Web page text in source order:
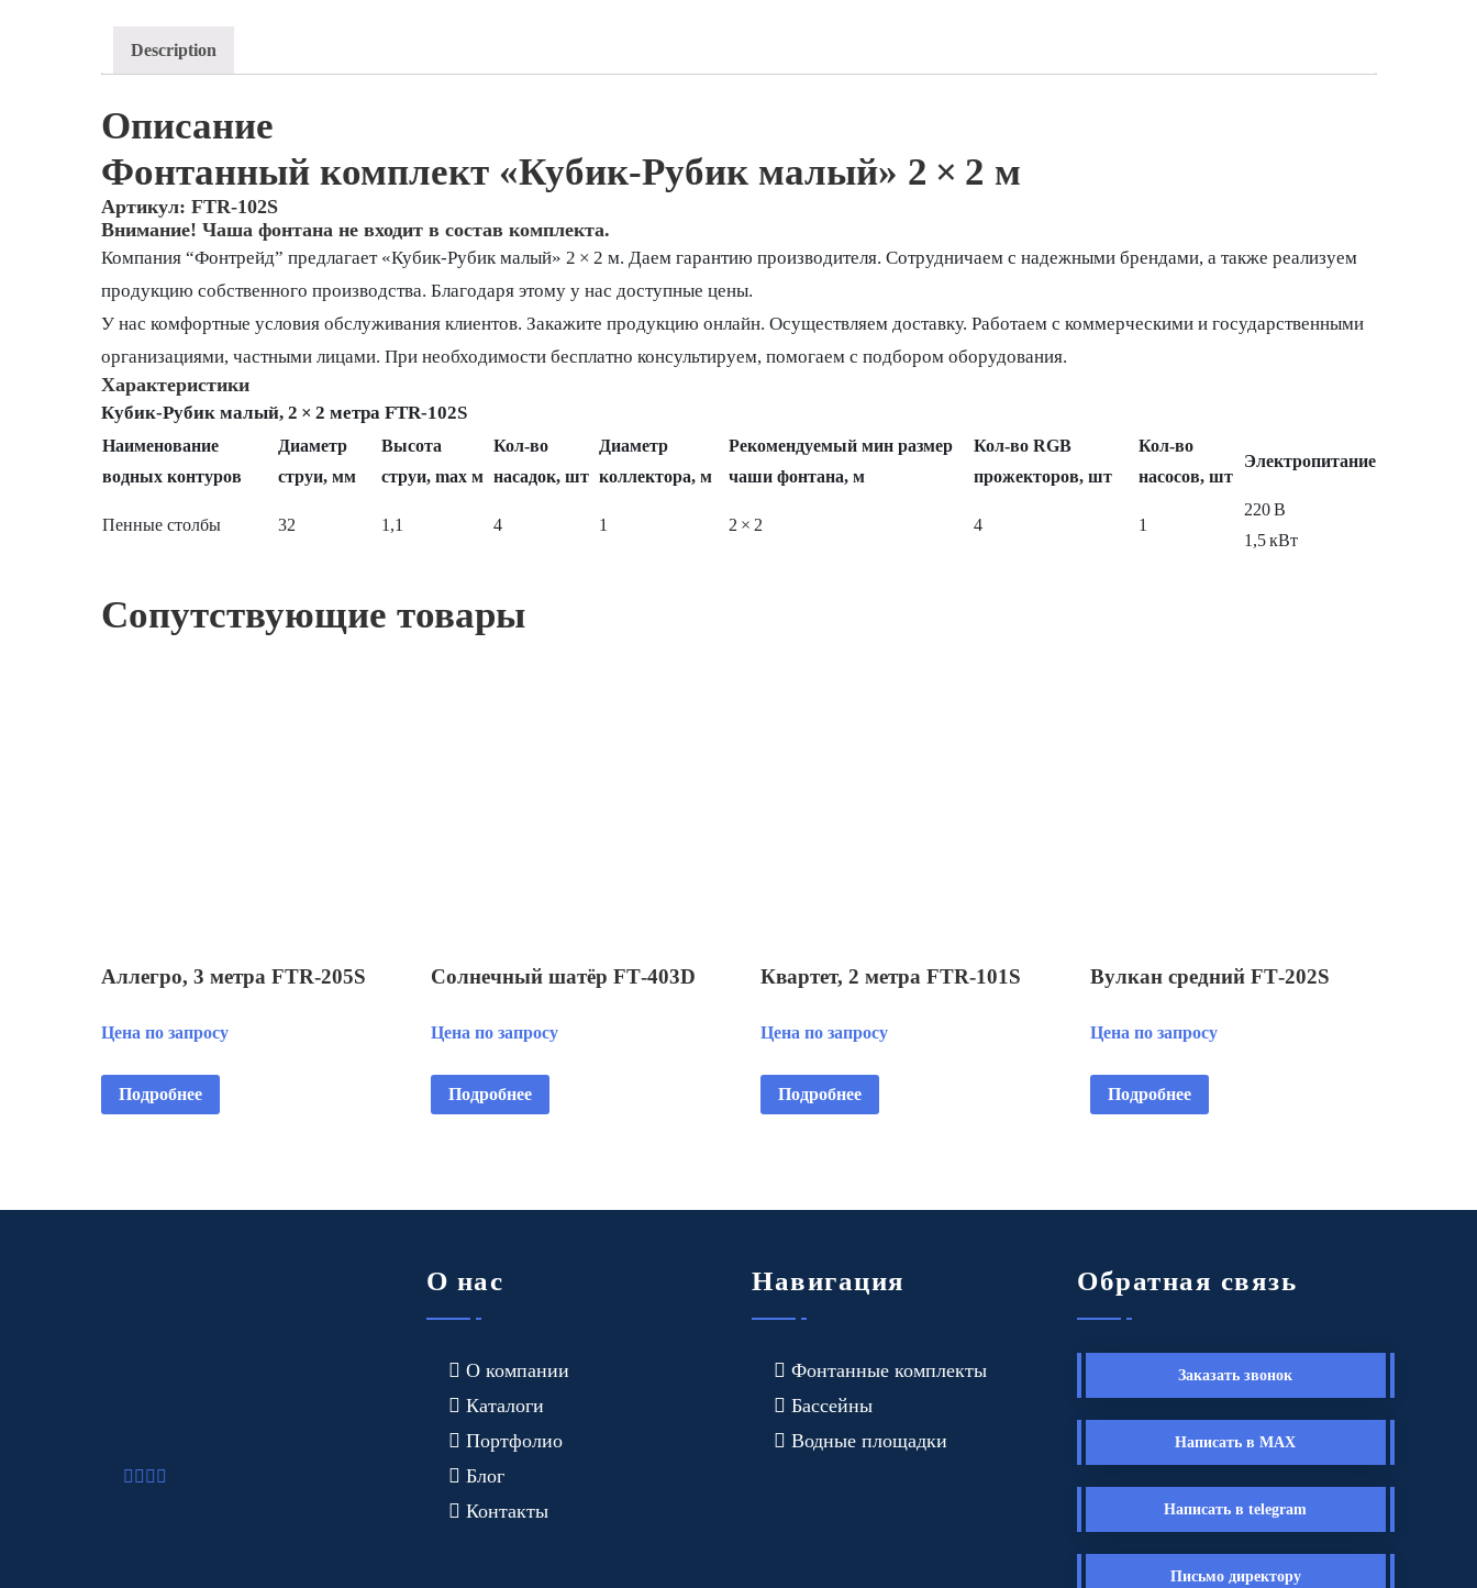
Description
Описание
Фонтанный комплект «Кубик‑Рубик малый» 2 × 2 м
Артикул: FTR-102S
Внимание! Чаша фонтана не входит в состав комплекта.
Компания “Фонтрейд” предлагает «Кубик‑Рубик малый» 2 × 2 м. Даем гарантию производителя. Сотрудничаем с надежными брендами, а также реализуем
продукцию собственного производства. Благодаря этому у нас доступные цены.
У нас комфортные условия обслуживания клиентов. Закажите продукцию онлайн. Осуществляем доставку. Работаем с коммерческими и государственными
организациями, частными лицами. При необходимости бесплатно консультируем, помогаем с подбором оборудования.
Характеристики
Кубик‑Рубик малый, 2 × 2 метра FTR‑102S
Наименование
водных контуров
Диаметр
струи, мм
Высота
струи, max м
Кол‑во
насадок, шт
Диаметр
коллектора, м
Рекомендуемый мин размер
чаши фонтана, м
Кол‑во RGB
прожекторов, шт
Кол‑во
насосов, шт
Электропитание
Пенные столбы 32 1,1 4 1 2 × 2 4 1
220 В
1,5 кВт
Сопутствующие товары
Аллегро, 3 метра FTR‑205S
Цена по запросу
Подробнее
Солнечный шатёр FT‑403D
Цена по запросу
Подробнее
Квартет, 2 метра FTR‑101S
Цена по запросу
Подробнее
Вулкан средний FT‑202S
Цена по запросу
Подробнее
О нас
О компании
Каталоги
Портфолио
Блог
Контакты
Навигация
Фонтанные комплекты
Бассейны
Водные площадки
Обратная связь
Заказать звонок
Написать в MAX
Написать в telegram
Письмо директору